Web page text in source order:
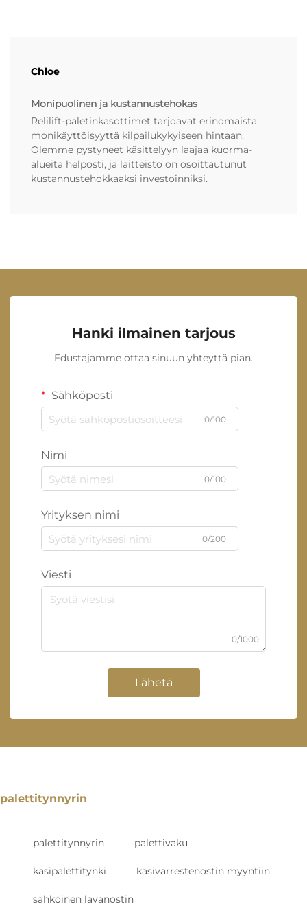
Chloe
Monipuolinen ja kustannustehokas
Relilift-paletinkasottimet tarjoavat erinomaista
monikäyttöisyyttä kilpailukykyiseen hintaan.
Olemme pystyneet käsittelyyn laajaa kuorma-
alueita helposti, ja laitteisto on osoittautunut
kustannustehokkaaksi investoinniksi.
Hanki ilmainen tarjous
Edustajamme ottaa sinuun yhteyttä pian.
Sähköposti
0/100
Nimi
0/100
Yrityksen nimi
0/200
Viesti
0/1000
Lähetä
palettitynnyrin
palettitynnyrin palettivaku
käsipalettitynki käsivarrestenostin myyntiin
sähköinen lavanostin